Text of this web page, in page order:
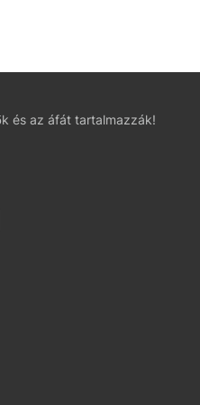
és az áfát tartalmazzák!